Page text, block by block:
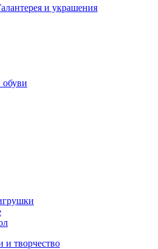
и украшения
и творчество